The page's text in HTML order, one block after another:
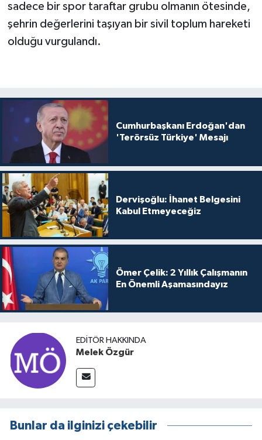
sadece bir spor taraftar grubu olmanın ötesinde,
şehrin değerlerini taşıyan bir sivil toplum hareketi
olduğu vurgulandı.
Cumhurbaşkanı Erdoğan'dan
'Terörsüz Türkiye' Mesajı
Dervişoğlu: İhanet Belgesini
Kabul Etmeyeceğiz
Ömer Çelik: 2 Yıllık Çalışmanın
En Önemli Aşamasındayız
EDITÖR HAKKINDA
Melek Özgür
Bunlar da ilginizi çekebilir